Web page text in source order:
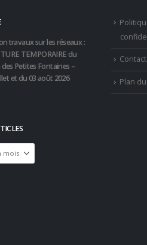
travaux sur les réseaux :
TEMPORAIRE du
Petites Fontaines –
et du 03 août 2026
Plan